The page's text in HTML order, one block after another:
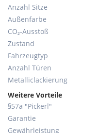
Anzahl Sitze
Außenfarbe
CO₂-Ausstoß
Zustand
Fahrzeugtyp
Anzahl Türen
Metallic­lackierung
Weitere Vorteile
§57a "Pickerl"
Garantie
Gewährleistung